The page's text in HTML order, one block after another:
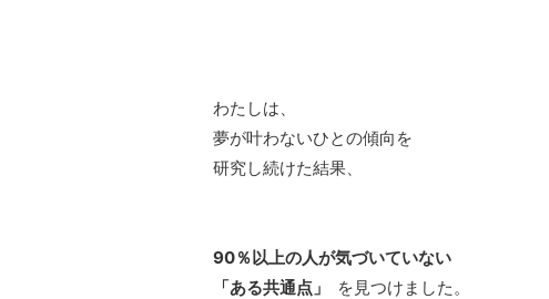
わたしは、
夢が叶わないひとの傾向を
研究し続けた結果、
90％以上の人が気づいていない
「ある共通点」
を見つけました。